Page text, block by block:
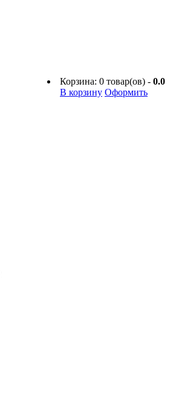
Корзина: 0 товар(ов) - 0.0
В корзину Оформить